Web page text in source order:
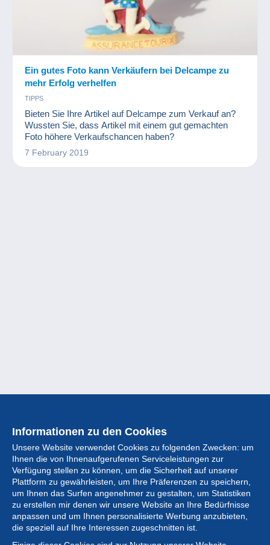
Ein gutes Foto kann Verkäufern bei Delcampe zu
mehr Erfolg verhelfen
TIPPS
Bieten Sie Ihre Artikel auf Delcampe zum Verkauf an?
Wussten Sie, dass Artikel mit einem gut gemachten
Foto höhere Verkaufschancen haben?
7 February 2019
Informationen zu den Cookies
Unsere Website verwendet Cookies zu folgenden Zwecken: um
Ihnen die von Ihnenaufgerufenen Serviceleistungen zur
Verfügung stellen zu können, um die Sicherheit auf unserer
Plattform zu gewährleisten, um Ihre Präferenzen zu speichern,
um Ihnen das Surfen angenehmer zu gestalten, um Statistiken
zu erstellen mir denen wir unsere Website an Ihre Bedürfnisse
anpassen und um Ihnen personalisierte Werbung anzubieten,
die speziell auf Ihre Interessen zugeschnitten ist.
Sammlung